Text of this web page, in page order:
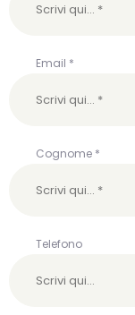
Email *
Cognome *
Telefono